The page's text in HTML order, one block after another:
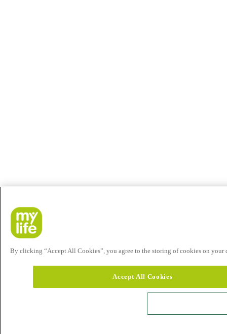
By clicking “Accept All Cookies”, you agree to the storing of cookies on your
Accept All Cookies